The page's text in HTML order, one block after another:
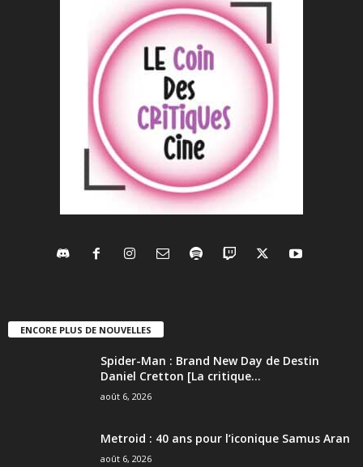
ENCORE PLUS DE NOUVELLES
Spider-Man : Brand New Day de Destin
Daniel Cretton [La critique...
août 6, 2026
Metroid : 40 ans pour l’iconique Samus Aran
août 6, 2026